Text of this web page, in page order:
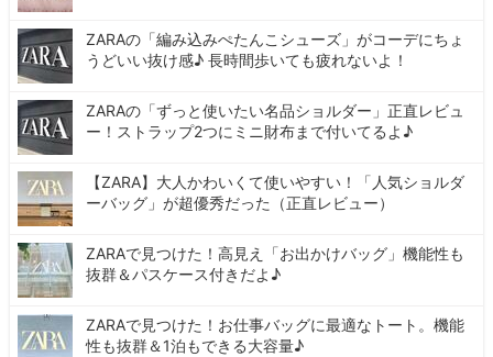
ZARAの「編み込みぺたんこシューズ」がコーデにちょ
うどいい抜け感♪ 長時間歩いても疲れないよ！
ZARAの「ずっと使いたい名品ショルダー」正直レビュ
ー！ストラップ2つにミニ財布まで付いてるよ♪
【ZARA】大人かわいくて使いやすい！「人気ショルダ
ーバッグ」が超優秀だった（正直レビュー）
ZARAで見つけた！高見え「お出かけバッグ」機能性も
抜群＆パスケース付きだよ♪
ZARAで見つけた！お仕事バッグに最適なトート。機能
性も抜群＆1泊もできる大容量♪